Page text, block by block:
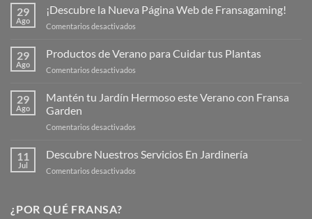
29
Ago
¡Descubre la Nueva Página Web de Fransagaming!
Comentarios desactivados
Nueva
de
29
Ago
Productos de Verano para Cuidar tus Plantas
Comentarios desactivados
de
Verano
Plantas
29
Ago
Mantén tu Jardín Hermoso este Verano con Fransa
Garden
Comentarios desactivados
tu
Jardín
11
Jul
Descubre Nuestros Servicios En Jardinería
Comentarios desactivados
¿POR QUÉ FRANSA?